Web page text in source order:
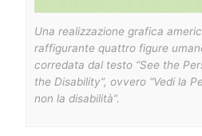
Una realizzazione grafica
raffigurante quattro figure
corredata dal testo “See the
the Disability”, ovvero “Vedi la
non la disabilità”.